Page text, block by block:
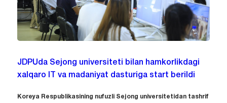
JDPUda Sejong universiteti bilan hamkorlikdagi
xalqaro IT va madaniyat dasturiga start berildi
Koreya Respublikasining nufuzli Sejong universitetidan tashrif